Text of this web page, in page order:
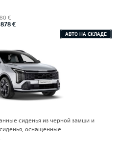
€
€
АВТО НА СКЛАДЕ
сиденья из черной замши и
оснащенные